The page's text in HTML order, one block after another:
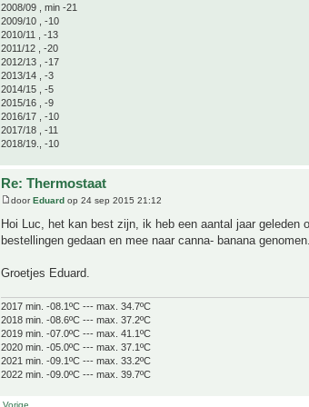
2008/09 , min -21
2009/10 , -10
2010/11 , -13
2011/12 , -20
2012/13 , -17
2013/14 , -3
2014/15 , -5
2015/16 , -9
2016/17 , -10
2017/18 , -11
2018/19., -10
Re: Thermostaat
doorEduard op 24 sep 2015 21:12
Hoi Luc, het kan best zijn, ik heb een aantal jaar geleden
bestellingen gedaan en mee naar canna- banana genomen.
Groetjes Eduard.
2017 min. -08.1ºC --- max. 34.7ºC
2018 min. -08.6ºC --- max. 37.2ºC
2019 min. -07.0ºC --- max. 41.1ºC
2020 min. -05.0ºC --- max. 37.1ºC
2021 min. -09.1ºC --- max. 33.2ºC
2022 min. -09.0ºC --- max. 39.7ºC
Vorige